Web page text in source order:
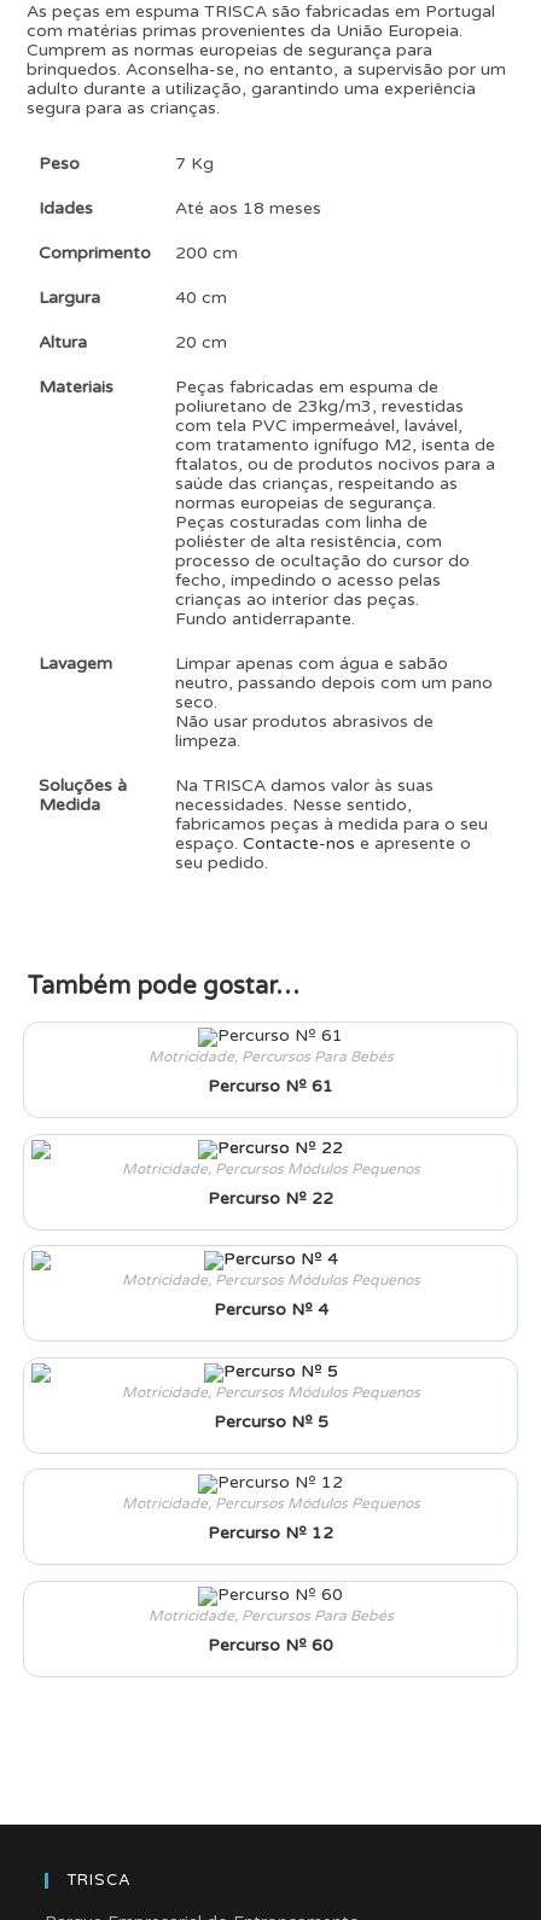
As peças em espuma TRISCA são fabricadas em Portugal
com matérias primas provenientes da União Europeia.
Cumprem as normas europeias de segurança para
brinquedos. Aconselha-se, no entanto, a supervisão por um
adulto durante a utilização, garantindo uma experiência
segura para as crianças.
Peso 7 Kg
Idades Até aos 18 meses
Comprimento 200 cm
Largura 40 cm
Altura 20 cm
Materiais
Peças fabricadas em espuma de
poliuretano de 23kg/m3, revestidas
com tela PVC impermeável, lavável,
com tratamento ignífugo M2, isenta de
ftalatos, ou de produtos nocivos para a
saúde das crianças, respeitando as
normas europeias de segurança.
Peças costuradas com linha de
poliéster de alta resistência, com
processo de ocultação do cursor do
fecho, impedindo o acesso pelas
crianças ao interior das peças.
Fundo antiderrapante.
Lavagem
Limpar apenas com água e sabão
neutro, passando depois com um pano
seco.
Não usar produtos abrasivos de
limpeza.
Soluções à
Medida
Na TRISCA damos valor às suas
necessidades. Nesse sentido,
fabricamos peças à medida para o seu
espaço.Contacte-nos e apresente o
seu pedido.
Também pode gostar…
Motricidade, Percursos Para Bebés
Percurso Nº 61
Motricidade, Percursos Módulos Pequenos
Percurso Nº 22
Motricidade, Percursos Módulos Pequenos
Percurso Nº 4
Motricidade, Percursos Módulos Pequenos
Percurso Nº 5
Motricidade, Percursos Módulos Pequenos
Percurso Nº 12
Motricidade, Percursos Para Bebés
Percurso Nº 60
TRISCA